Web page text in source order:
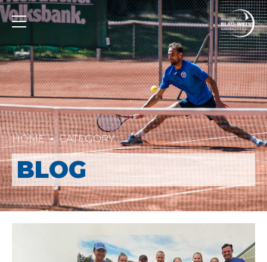
HOME CATEGORY
BLOG